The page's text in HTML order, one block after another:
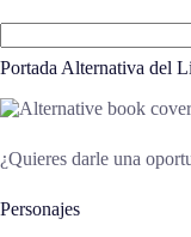
Portada Alternativa del
¿Quieres darle una
Personajes